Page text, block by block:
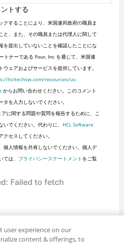
トする
クすることにより、米国連邦政府の職員ま
と、また、その職員または代理人に関して
を提出していないことを確認したことにな
トナーである Four, Inc を通じて、米国連
ウェアおよびサービスを提供しています。
hcltechsw.com/resources/us-
からお問い合わせください。このコメント
を入力しないでください。
に関する問題や質問を報告するために、こ
でください。代わりに、 HCL Software
セスしてください。
個人情報を共有しないでください。個人デ
は、 プライバシーステートメント をご覧
user experience on our
content & offerings, to